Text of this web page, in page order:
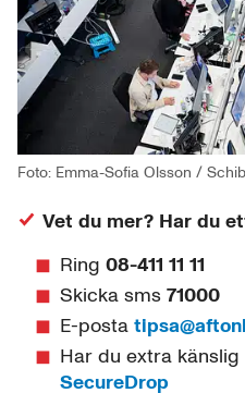
Foto: Emma-Sofia Olsson /
Vet du mer? Har du
Ring 08-411 11 11
Skicka sms 71000
E-posta
Har du extra känslig
SecureDrop